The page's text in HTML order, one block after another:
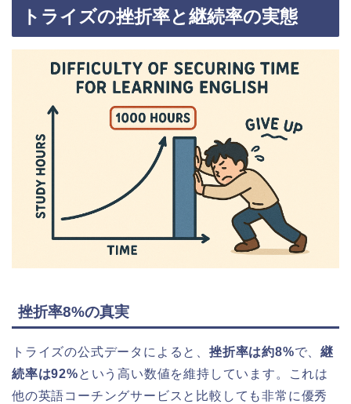
トライズの挫折率と継続率の実態
挫折率8%の真実
トライズの公式データによると、 挫折率は約8%で、継
続率は92%という高い数値を維持しています。これは
他の英語コーチングサービスと比較しても非常に優秀